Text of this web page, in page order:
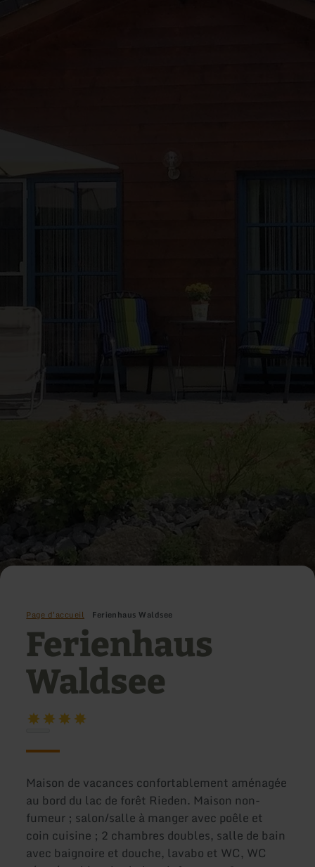
Page d'accueil Ferienhaus Waldsee
Ferienhaus
Waldsee
Maison de vacances confortablement aménagée
au bord du lac de forêt Rieden. Maison non-
fumeur ; salon/salle à manger avec poêle et
coin cuisine ; 2 chambres doubles, salle de bain
avec baignoire et douche, lavabo et WC, WC